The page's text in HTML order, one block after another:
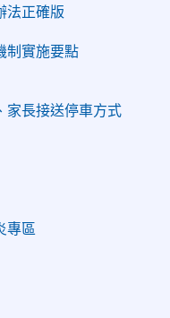
法正確版
制實施要點
家長接送停車方式
專區